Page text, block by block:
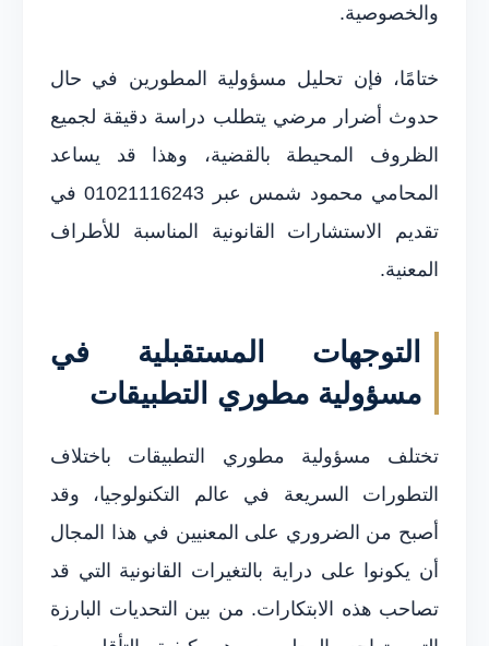
والخصوصية.
ختامًا، فإن تحليل مسؤولية المطورين في حال
حدوث أضرار مرضي يتطلب دراسة دقيقة لجميع
الظروف المحيطة بالقضية، وهذا قد يساعد
المحامي محمود شمس عبر 01021116243 في
تقديم الاستشارات القانونية المناسبة للأطراف
المعنية.
التوجهات المستقبلية في
مسؤولية مطوري التطبيقات
تختلف مسؤولية مطوري التطبيقات باختلاف
التطورات السريعة في عالم التكنولوجيا، وقد
أصبح من الضروري على المعنيين في هذا المجال
أن يكونوا على دراية بالتغيرات القانونية التي قد
تصاحب هذه الابتكارات. من بين التحديات البارزة